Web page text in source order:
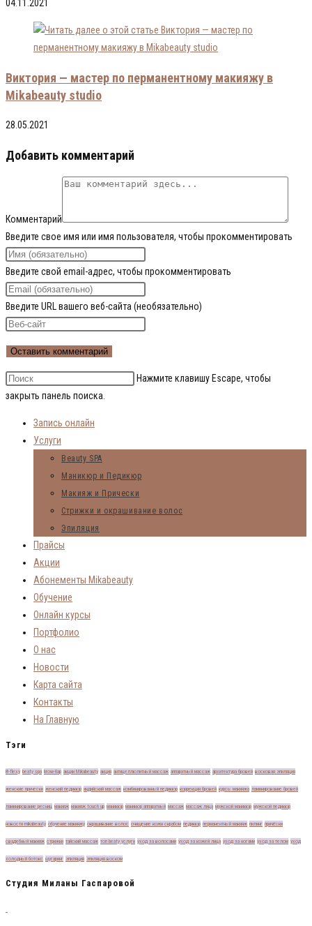
04.11.2021
Виктория — мастер по перманентному макияжу в
Mikabeauty studio
28.05.2021
Добавить комментарий
Комментарий
Введите свое имя или имя пользователя, чтобы прокомментировать
Введите свой email-адрес, чтобы прокомментировать
Введите URL вашего веб-сайта (необязательно)
Нажмите клавишу Escape, чтобы
закрыть панель поиска.
Запись онлайн
Услуги
Beauty SPA
Маникюр и Педикюр
Макияж и Прически
Стрижки и окрашивание волос
Эпиляция
Прайсы
Акции
Абонементы Mikabeauty
Обучение
Онлайн курсы
Портфолио
О нас
Новости
Карта сайта
Контакты
На Главную
Тэги
B-flexу beaty spa brow-бар акции Mikabeauty акция антицеллюлитный массаж аппаратный массаж архитектура бровей восковая эпиляция
женские прически женский педикюр индийский массаж комбинированный педикюр коррекция бровей курсы макияжа ламинирование бровей
ламинирование ресниц макияж макияж touch up маникюр маникюр аппаратный массаж массаж лица мужской маникюр мужской педикюр
новости mikabeauty обучение макияжу окрашивание волос очищение кожи скрабом педикюр перманентный макияж пилинг причёски
свадебный макияж стрижки тайский массаж топ beaty услуги уход за волосами уход за кожей лица уход за ногами уход за телом уход
холодный ботокс шугаринг эпиляция эпиляция воском
Студия Миланы Гаспаровой